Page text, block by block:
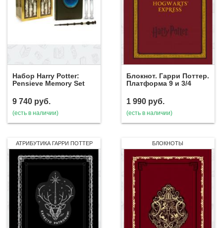
Набор Harry Potter:
Pensieve Memory Set
9 740 руб.
(есть в наличии)
Блокнот. Гарри Поттер.
Платформа 9 и 3/4
1 990 руб.
(есть в наличии)
АТРИБУТИКА ГАРРИ ПОТТЕР БЛОКНОТЫ